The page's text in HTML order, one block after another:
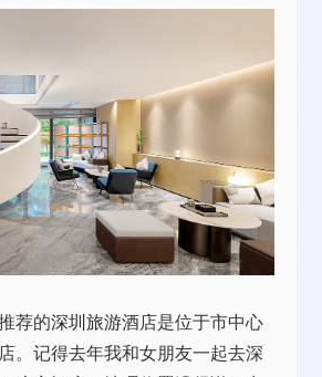
荐的深圳旅游酒店是位于市中心
。记得去年我和女朋友一起去深